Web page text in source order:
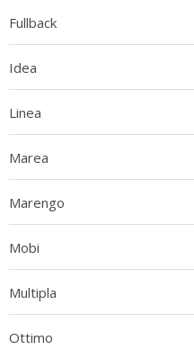
Fullback
Idea
Linea
Marea
Marengo
Mobi
Multipla
Ottimo